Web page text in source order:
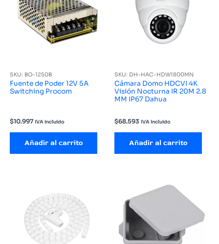
SKU: BO-1250B
Fuente de Poder 12V 5A
Switching Procom
$10.997 IVA incluido
Añadir al carrito
SKU: DH-HAC-HDW1800MN
Cámara Domo HDCVI 4K
Visión Nocturna IR 20M 2.8
MM IP67 Dahua
$68.593 IVA incluido
Añadir al carrito